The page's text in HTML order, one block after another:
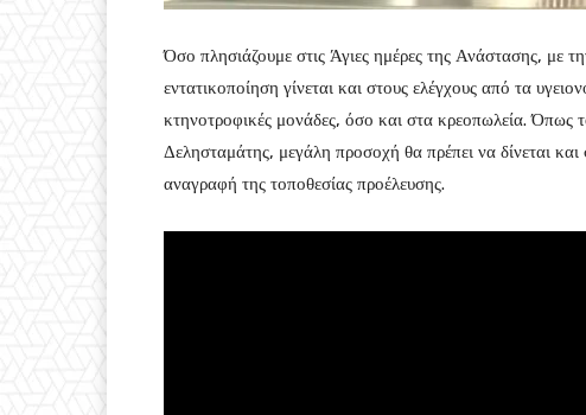
Όσο πλησιάζουμε στις Άγιες ημέρες της Ανάστασης, με
εντατικοποίηση γίνεται και στους ελέγχους από τα
κτηνοτροφικές μονάδες, όσο και στα κρεοπωλεία. Όπως
Δελησταμάτης, μεγάλη προσοχή θα πρέπει να δίνεται
αναγραφή της τοποθεσίας προέλευσης.